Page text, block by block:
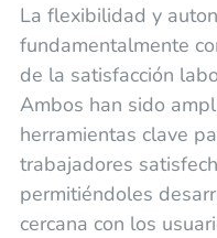
La flexibilidad y
fundamentalmente
de la satisfacción
Ambos han sido
herramientas clave
trabajadores
permitiéndoles
cercana con los